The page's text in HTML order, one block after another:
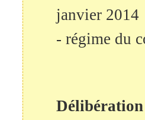
janvier 2014
- régime du